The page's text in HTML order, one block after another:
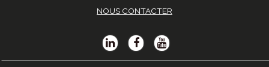
NOUS CONTACTER